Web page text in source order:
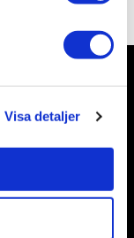
Visa detaljer